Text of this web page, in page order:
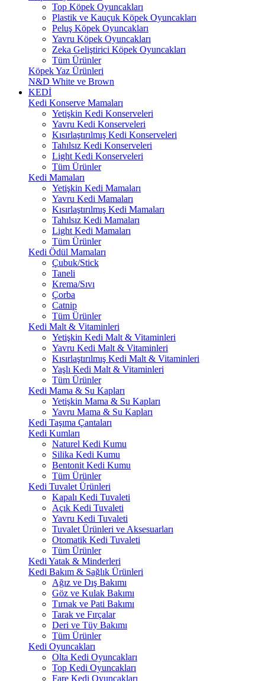
Top Köpek Oyuncakları
Plastik ve Kauçuk Köpek Oyuncakları
Peluş Köpek Oyuncakları
Yavru Köpek Oyuncakları
Zeka Geliştirici Köpek Oyuncakları
Tüm Ürünler
Köpek Yaz Ürünleri
N&D White ve Brown
KEDİ
Kedi Konserve Mamaları
Yetişkin Kedi Konserveleri
Yavru Kedi Konserveleri
Kısırlaştırılmış Kedi Konserveleri
Tahılsız Kedi Konserveleri
Light Kedi Konserveleri
Tüm Ürünler
Kedi Mamaları
Yetişkin Kedi Mamaları
Yavru Kedi Mamaları
Kısırlaştırılmış Kedi Mamaları
Tahılsız Kedi Mamaları
Light Kedi Mamaları
Tüm Ürünler
Kedi Ödül Mamaları
Çubuk/Stick
Taneli
Krema/Sıvı
Çorba
Catnip
Tüm Ürünler
Kedi Malt & Vitaminleri
Yetişkin Kedi Malt & Vitaminleri
Yavru Kedi Malt & Vitaminleri
Kısırlaştırılmış Kedi Malt & Vitaminleri
Yaşlı Kedi Malt & Vitaminleri
Tüm Ürünler
Kedi Mama & Su Kapları
Yetişkin Mama & Su Kapları
Yavru Mama & Su Kapları
Kedi Taşıma Çantaları
Kedi Kumları
Naturel Kedi Kumu
Silika Kedi Kumu
Bentonit Kedi Kumu
Tüm Ürünler
Kedi Tuvalet Ürünleri
Kapalı Kedi Tuvaleti
Açık Kedi Tuvaleti
Yavru Kedi Tuvaleti
Tuvalet Ürünleri ve Aksesuarları
Otomatik Kedi Tuvaleti
Tüm Ürünler
Kedi Yatak & Minderleri
Kedi Bakım & Sağlık Ürünleri
Ağız ve Dış Bakımı
Göz ve Kulak Bakımı
Tırnak ve Pati Bakımı
Tarak ve Fırçalar
Deri ve Tüy Bakımı
Tüm Ürünler
Kedi Oyuncakları
Olta Kedi Oyuncakları
Top Kedi Oyuncakları
Fare Kedi Oyuncakları